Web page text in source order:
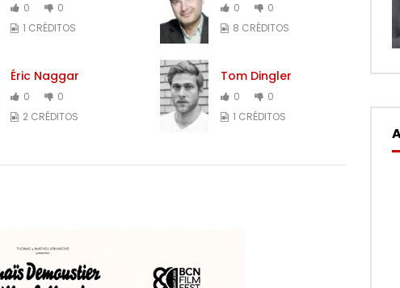
0
0
1 CRÉDITOS
0
0
8 CRÉDITOS
Éric Naggar
0
0
2 CRÉDITOS
Tom Dingler
0
0
1 CRÉDITOS